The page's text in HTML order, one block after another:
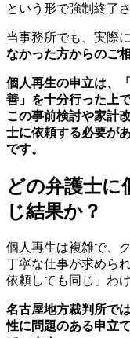
という形で強制終了
当事務所でも、実際
なかった方からのご
個人再生の申立は、
善」を十分行った上
この事前検討や家計
士に依頼する必要があ
です。
どの弁護士に
じ結果か？
個人再生は複雑で、
丁寧な仕事が求めら
依頼しても同じ」わ
名古屋地方裁判所で
性に問題のある申立